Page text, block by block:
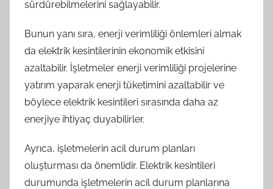
sürdürebilmelerini sağlayabilir.
Bunun yanı sıra, enerji verimliliği önlemleri almak
da elektrik kesintilerinin ekonomik etkisini
azaltabilir. İşletmeler enerji verimliliği projelerine
yatırım yaparak enerji tüketimini azaltabilir ve
böylece elektrik kesintileri sırasında daha az
enerjiye ihtiyaç duyabilirler.
Ayrıca, işletmelerin acil durum planları
oluşturması da önemlidir. Elektrik kesintileri
durumunda işletmelerin acil durum planlarına